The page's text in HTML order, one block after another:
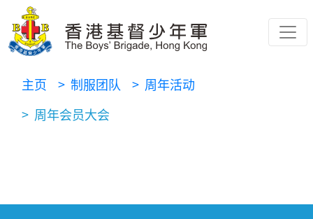
主页 > 制服团队
> 周年活动
> 周年会员大会